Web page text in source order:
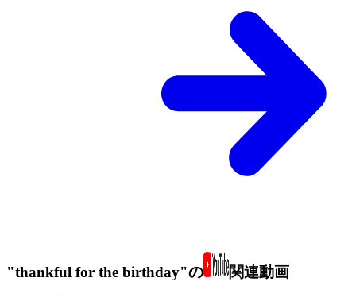
"thankful for the birthday"の 関連動画